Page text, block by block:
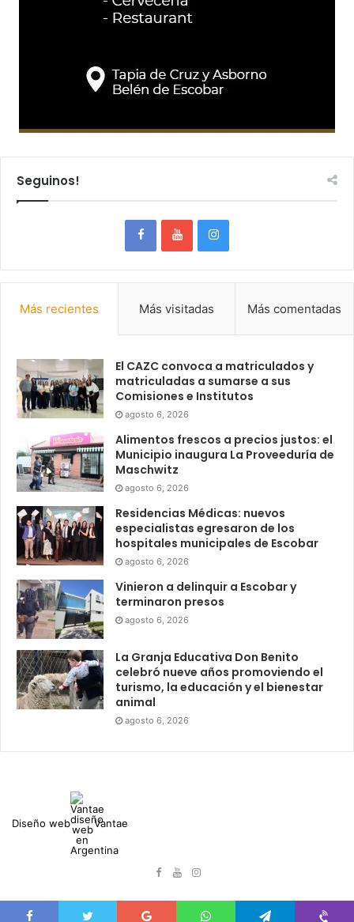
Seguinos!
Más recientes Más visitadas Más comentadas
El CAZC convoca a matriculados y
matriculadas a sumarse a sus
Comisiones e Institutos
agosto 6, 2026
Alimentos frescos a precios justos: el
Municipio inaugura La Proveeduría de
Maschwitz
agosto 6, 2026
Residencias Médicas: nuevos
especialistas egresaron de los
hospitales municipales de Escobar
agosto 6, 2026
Vinieron a delinquir a Escobar y
terminaron presos
agosto 6, 2026
La Granja Educativa Don Benito
celebró nueve años promoviendo el
turismo, la educación y el bienestar
animal
agosto 6, 2026
Diseño web Vantae